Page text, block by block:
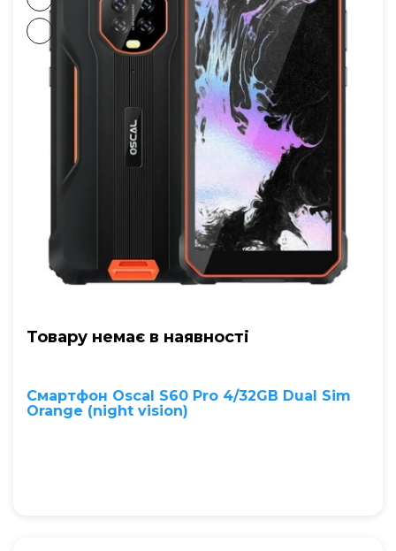
Товару немає в наявностi
Смартфон Oscal S60 Pro 4/32GB Dual Sim
Orange (night vision)